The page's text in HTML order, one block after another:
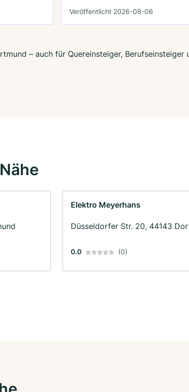
Veröffentlicht 2026-08-06
– auch für Quereinsteiger,
Elektro Meyerhans
Düsseldorfer Str. 20, 44143
0.0 (0)